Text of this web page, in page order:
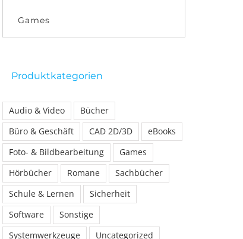
Games
Produktkategorien
Audio & Video
Bücher
Büro & Geschäft
CAD 2D/3D
eBooks
Foto- & Bildbearbeitung
Games
Hörbücher
Romane
Sachbücher
Schule & Lernen
Sicherheit
Software
Sonstige
Systemwerkzeuge
Uncategorized